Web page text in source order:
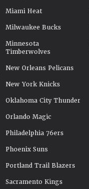
Miami Heat
Milwaukee Bucks
Minnesota
Timberwolves
New Orleans Pelicans
New York Knicks
Oklahoma City Thunder
Orlando Magic
Philadelphia 76ers
Phoenix Suns
Portland Trail Blazers
Sacramento Kings